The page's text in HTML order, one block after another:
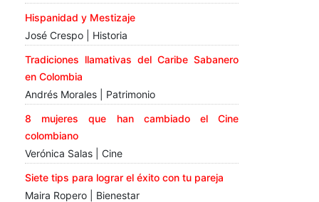
Hispanidad y Mestizaje
José Crespo | Historia
Tradiciones llamativas del Caribe Sabanero
en Colombia
Andrés Morales | Patrimonio
8 mujeres que han cambiado el Cine
colombiano
Verónica Salas | Cine
Siete tips para lograr el éxito con tu pareja
Maira Ropero | Bienestar